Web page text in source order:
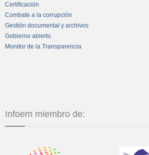
Certificación
Combate a la corrupción
Gestión documental y archivos
Gobierno abierto
Monitor de la Transparencia
Infoem miembro de: